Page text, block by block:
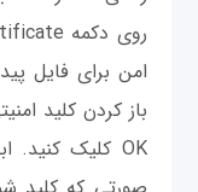
باز کردن کلید